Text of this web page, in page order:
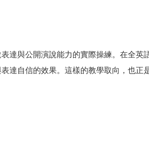
與公開演說能力的實際操練。在全英
達自信的效果。這樣的教學取向，也正